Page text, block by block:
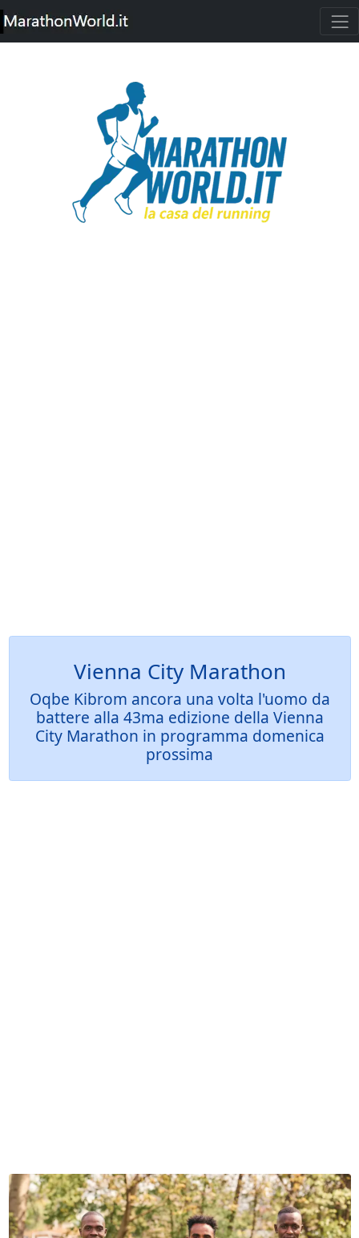
Vienna City Marathon
Oqbe Kibrom ancora una volta l'uomo da
battere alla 43ma edizione della Vienna
City Marathon in programma domenica
prossima